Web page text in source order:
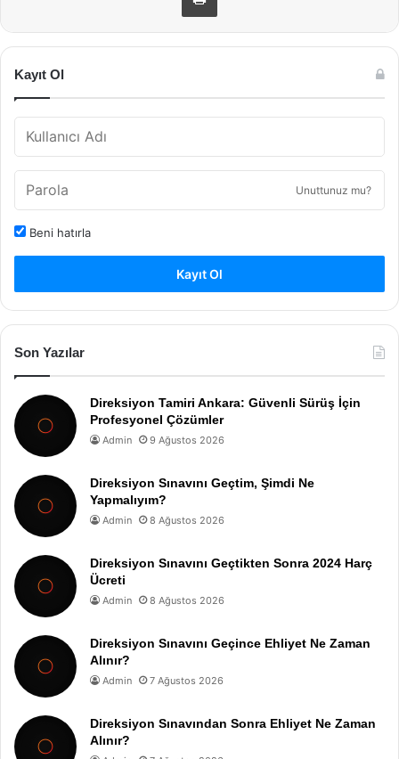
Kayıt Ol
Unuttunuz mu?
Beni hatırla
Kayıt Ol
Son Yazılar
Direksiyon Tamiri Ankara: Güvenli Sürüş İçin
Profesyonel Çözümler
Admin 9 Ağustos 2026
Direksiyon Sınavını Geçtim, Şimdi Ne
Yapmalıyım?
Admin 8 Ağustos 2026
Direksiyon Sınavını Geçtikten Sonra 2024 Harç
Ücreti
Admin 8 Ağustos 2026
Direksiyon Sınavını Geçince Ehliyet Ne Zaman
Alınır?
Admin 7 Ağustos 2026
Direksiyon Sınavından Sonra Ehliyet Ne Zaman
Alınır?